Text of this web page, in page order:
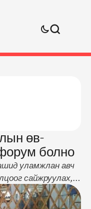
өв-
болно
уламжлан авч
сайжруулах,
өвлөн
нэмэгдүүлэх,